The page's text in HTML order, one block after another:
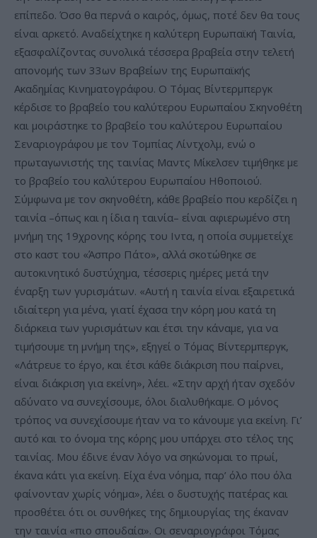
επίπεδο. Όσο θα περνά ο καιρός, όμως, ποτέ δεν θα τους
είναι αρκετό. Αναδείχτηκε η καλύτερη Ευρωπαϊκή Ταινία,
εξασφαλίζοντας συνολικά τέσσερα βραβεία στην τελετή
απονομής των 33ων Βραβείων της Ευρωπαϊκής
Ακαδημίας Κινηματογράφου. Ο Τόμας Βίντερμπεργκ
κέρδισε το βραβείο του καλύτερου Ευρωπαίου Σκηνοθέτη
και μοιράστηκε το βραβείο του καλύτερου Ευρωπαίου
Σεναριογράφου με τον Τομπίας Λίντχολμ, ενώ ο
πρωταγωνιστής της ταινίας Μαντς Μίκελσεν τιμήθηκε με
το βραβείο του καλύτερου Ευρωπαίου Ηθοποιού.
Σύμφωνα με τον σκηνοθέτη, κάθε βραβείο που κερδίζει η
ταινία –όπως και η ίδια η ταινία– είναι αφιερωμένο στη
μνήμη της 19χρονης κόρης του Ιντα, η οποία συμμετείχε
στο καστ του «Άσπρο Πάτο», αλλά σκοτώθηκε σε
αυτοκινητικό δυστύχημα, τέσσερις ημέρες μετά την
έναρξη των γυρισμάτων. «Αυτή η ταινία είναι εξαιρετικά
ιδιαίτερη για μένα, γιατί έχασα την κόρη μου κατά τη
διάρκεια των γυρισμάτων και έτσι την κάναμε, για να
τιμήσουμε τη μνήμη της», εξηγεί ο Τόμας Βίντερμπεργκ,
«Λάτρευε το έργο, και έτσι κάθε διάκριση που παίρνει,
είναι διάκριση για εκείνη», λέει. «Στην αρχή ήταν σχεδόν
αδύνατο να συνεχίσουμε, όλοι διαλυθήκαμε. Ο μόνος
τρόπος να συνεχίσουμε ήταν να το κάνουμε για εκείνη. Γι’
αυτό και το όνομα της κόρης μου υπάρχει στο τέλος της
ταινίας. Μου έδινε έναν λόγο να σηκώνομαι το πρωί,
έκανα κάτι για εκείνη. Είχα ένα νόημα, παρ’ όλο που όλα
φαίνονταν χωρίς νόημα», λέει ο δυστυχής πατέρας και
προσθέτει ότι οι συνθήκες της δημιουργίας της έκαναν
την ταινία «πιο σπουδαία». Οι σεναριογράφοι Τόμας